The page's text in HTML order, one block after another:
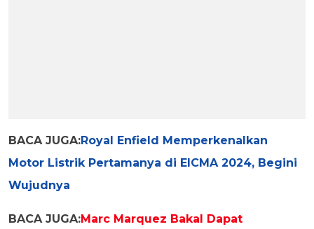
BACA JUGA:Royal Enfield Memperkenalkan
Motor Listrik Pertamanya di EICMA 2024, Begini
Wujudnya
BACA JUGA:Marc Marquez Bakal Dapat